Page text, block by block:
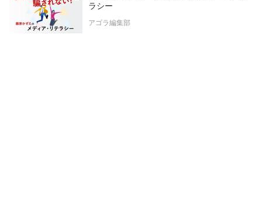
ラシー
アゴラ編集部